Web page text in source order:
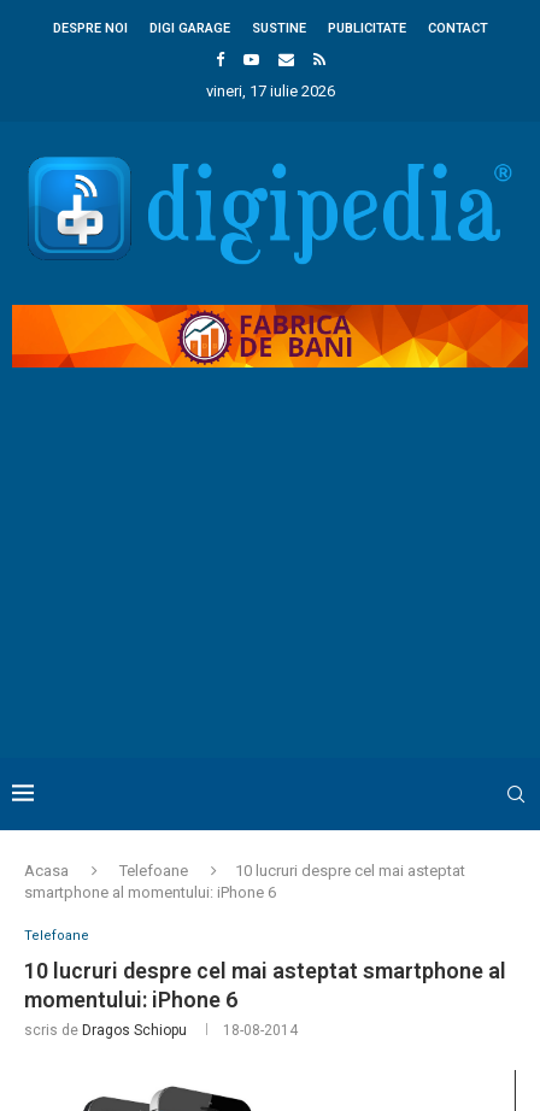
DESPRE NOI DIGI GARAGE SUSTINE PUBLICITATE CONTACT
vineri, 17 iulie 2026
Acasa Telefoane
10 lucruri despre cel mai asteptat
smartphone al momentului: iPhone 6
Telefoane
10 lucruri despre cel mai asteptat smartphone al
momentului: iPhone 6
scris de Dragos Schiopu 18-08-2014